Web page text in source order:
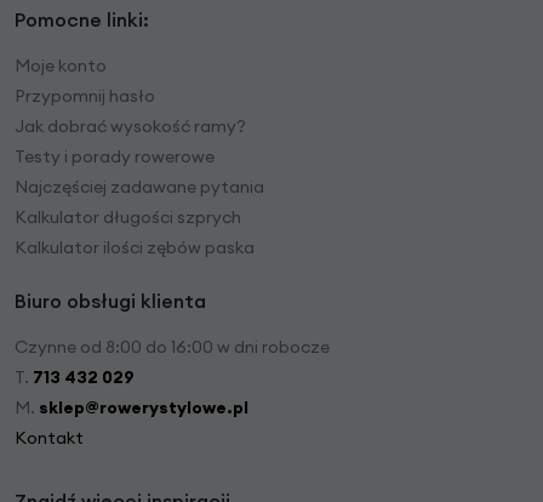
Pomocne linki:
Moje konto
Przypomnij hasło
Jak dobrać wysokość ramy?
Testy i porady rowerowe
Najczęściej zadawane pytania
Kalkulator długości szprych
Kalkulator ilości zębów paska
Biuro obsługi klienta
Czynne od 8:00 do 16:00 w dni robocze
T. 713 432 029
M. sklep@rowerystylowe.pl
Kontakt